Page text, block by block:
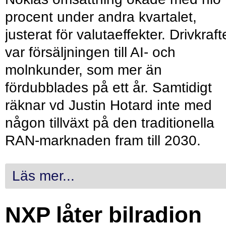
procent under andra kvartalet,
justerat för valutaeffekter.
var försäljningen till AI- och
molnkunder, som mer än
fördubblades på ett år. Samtidigt
räknar vd Justin Hotard inte med
någon tillväxt på den traditionella
RAN-marknaden fram till 2030.
Läs mer...
NXP låter bilradion